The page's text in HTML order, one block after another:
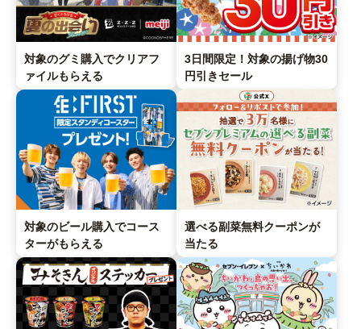
保険
学び・教育
コインランドリー（店舗限定）
宅配ロッカー（店舗限定）
自転車シェアリング（店舗限定）
モバイルバッテリーシェアリング（店舗限定）
モバイルWi-Fiバッテリーシェアリング（店舗限定）
荷物預かりサービス「ecbocloakエクボクローク」（店舗限定）
パウダースペース ラブン（店舗限定）
セブン‐イレブンの「商品力」
セブン-イレブンの横顔
セブン-イレブンの歴史
対象のグミ購入でクリアフ
ァイルもらえる
3日間限定！対象の揚げ物30
円引きセール
対象のビール購入でコース
ターがもらえる
選べる副菜無料クーポンが
当たる